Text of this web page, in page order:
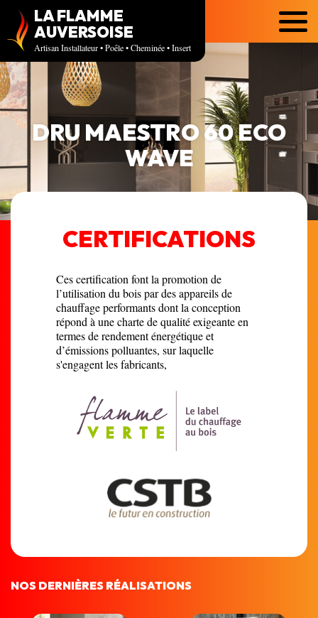
LA FLAMME
AUVERSOISE
Artisan Installateur • Poêle • Cheminée • Insert
Menu
DRU MAESTRO 60 ECO
WAVE
CERTIFICATIONS
Ces certification font la promotion de
l’utilisation du bois par des appareils de
chauffage performants dont la conception
répond à une charte de qualité exigeante en
termes de rendement énergétique et
d’émissions polluantes, sur laquelle
s'engagent les fabricants,
NOS DERNIÈRES RÉALISATIONS